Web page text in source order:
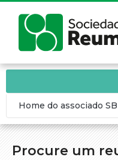
Procure um
Home do associado